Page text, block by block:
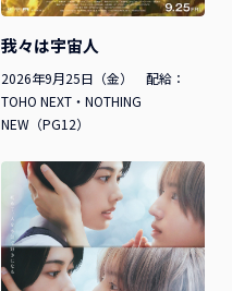
我々は宇宙人
2026年9月25日（金） 配給：
TOHO NEXT・NOTHING
NEW（PG12）